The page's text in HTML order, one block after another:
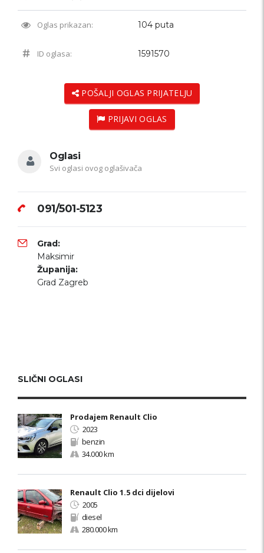
Oglas prikazan: 104 puta
ID oglasa: 1591570
POŠALJI OGLAS PRIJATELJU
PRIJAVI OGLAS
Oglasi
Svi oglasi ovog oglašivača
091/501-5123
Grad:
Maksimir
Županija:
Grad Zagreb
SLIČNI OGLASI
Prodajem Renault Clio
2023
benzin
34.000 km
Renault Clio 1.5 dci dijelovi
2005
diesel
280.000 km